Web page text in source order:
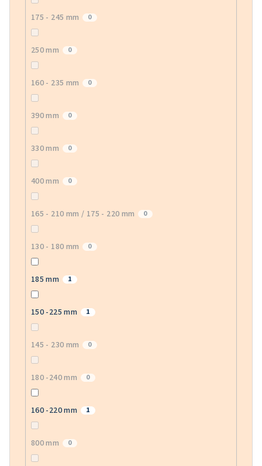
175 - 245 mm 0
250 mm 0
160 - 235 mm 0
390 mm 0
330 mm 0
400 mm 0
165 - 210 mm / 175 - 220 mm 0
130 - 180 mm 0
185 mm 1
150 -225 mm 1
145 - 230 mm 0
180 -240 mm 0
160 -220 mm 1
800 mm 0